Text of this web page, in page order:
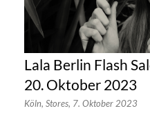
Lala Berlin Flash
20. Oktober 2023
Köln, Stores, 7. Oktober 2023